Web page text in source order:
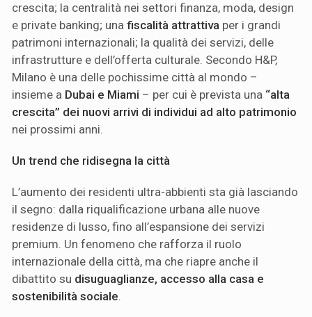
crescita; la centralità nei settori finanza, moda, design
e private banking; una fiscalità attrattiva per i grandi
patrimoni internazionali; la qualità dei servizi, delle
infrastrutture e dell’offerta culturale. Secondo H&P,
Milano è una delle pochissime città al mondo –
insieme a Dubai e Miami – per cui è prevista una “alta
crescita” dei nuovi arrivi di individui ad alto patrimonio
nei prossimi anni.
Un trend che ridisegna la città
L’aumento dei residenti ultra-abbienti sta già lasciando
il segno: dalla riqualificazione urbana alle nuove
residenze di lusso, fino all’espansione dei servizi
premium. Un fenomeno che rafforza il ruolo
internazionale della città, ma che riapre anche il
dibattito su disuguaglianze, accesso alla casa e
sostenibilità sociale